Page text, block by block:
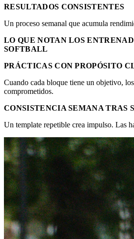
RESULTADOS CONSISTENTES
Un proceso semanal que acumula
LO QUE NOTAN LOS
SOFTBALL
PRÁCTICAS CON PROPÓSITO
Cuando cada bloque tiene un objetivo,
comprometidos.
CONSISTENCIA SEMANA TRAS
Un template repetible crea impulso. Las